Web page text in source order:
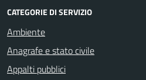
CATEGORIE DI SERVIZIO
Ambiente
Anagrafe e stato civile
Appalti pubblici